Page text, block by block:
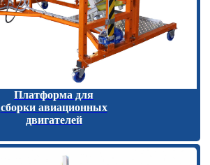
Платформа для
сборки авиационных
двигателей